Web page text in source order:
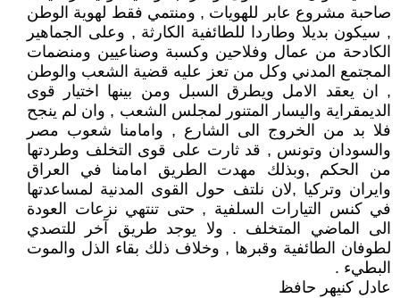
صاحبة مشروع عابر للهويات , ومنتمي فقط لهوية الوطن
, سيكون بديلا وطاردا للطائفية الكارثة , وعلى الجماهير
الكادحة من عمال وفلاحين وكسبة وصناعيين ومنضمات
المجتمع المدني وكل من تعز عليه قضية الشعب والوطن
, ان يعقد الامل ويطرق السبل ومن بينها اختيار قوى
الديمقراية واليسار المتنور لمجلس الشعب , وان لم ينجح
فلا بد من الخروج الى الشارع , وامامنا شعوب مصر
والسودان وتونس , قد ثارت على قوى التخلف وطردتها
من الحكم ,وبذلك مهدت الطريق امامنا في العراق
وايران وتركيا ,لان نلتف حول القوى المدنية لمساعدتها
في كنس التيارات السلفية , حتى تنتهي نزعات العودة
الى الماضي المتخلف . ولا يوجد طريق آخر للتصدي
لطوفان الطائفية وقبرها , وخلاف ذلك بقاء الذل والموت
البطيء .
عادل كنيهر حافظ